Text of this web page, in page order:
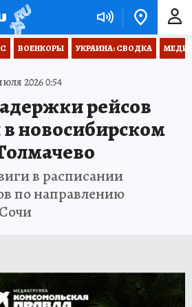
ВОЕНКОРЫ УКРАИНА: СВОДКА
2026 0:54
рейсов
новосибирском
в расписании
по направлению